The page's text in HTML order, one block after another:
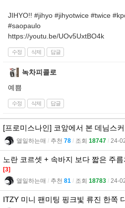
JIHYO!! #jihyo #jihyotwice #twice
#saopaulo
https://youtu.be/UOv5UxtBO4k
수정 삭제 답글
녹차피콜로
예쁨
수정 삭제 답글
[프로미스나인] 코앞에서 본 데님스
열일하는매 l 추천 78 l 조회 18747 l 24-
노란 코르셋 + 속바지 보다 짧은 주
[3]
열일하는매 l 추천 81 l 조회 18783 l 24-
ITZY 미니 팬미팅 핑크빛 류진 한쪽